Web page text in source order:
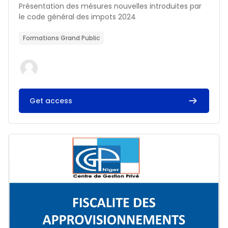
Résumé du cours :
Présentation des mésures nouvelles introduites par
le code général des impots 2024
Formations Grand Public
Get access
Image du cours FISCALITE DES APPROVISIONNEMENTS